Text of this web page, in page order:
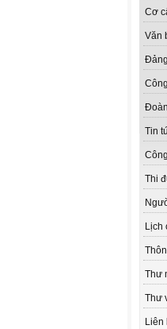
Cơ
Văn
Tin
Thi
Lịch
Thư
Thư
Liên